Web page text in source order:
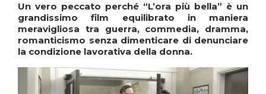
Un vero peccato perché “L’ora più bella” è un
grandissimo film equilibrato in maniera
meravigliosa tra guerra, commedia, dramma,
romanticismo senza dimenticare di denunciare
la condizione lavorativa della donna.